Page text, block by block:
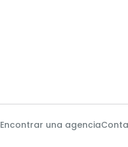
Encontrar una agencia